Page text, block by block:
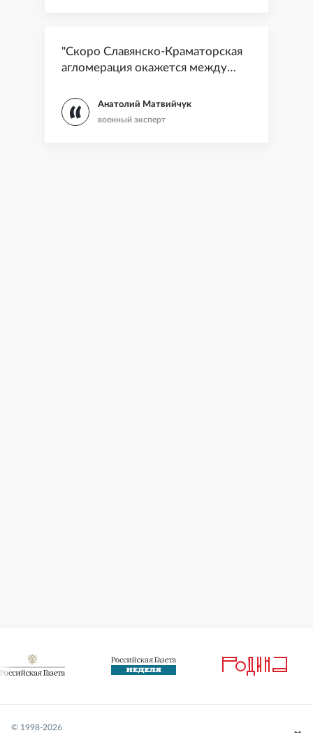
"Скоро Славянско-Краматорская
агломерация окажется между
Анатолий Матвийчук
военный эксперт
© 1998-2026